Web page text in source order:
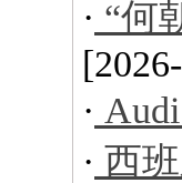
· “何
·
· 西